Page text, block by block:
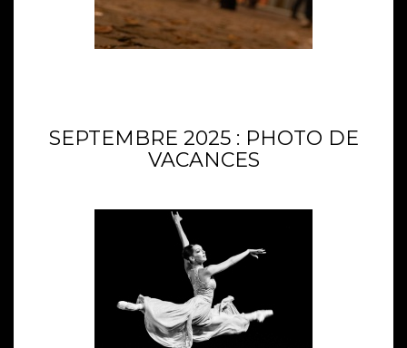
SEPTEMBRE 2025 : PHOTO DE
VACANCES